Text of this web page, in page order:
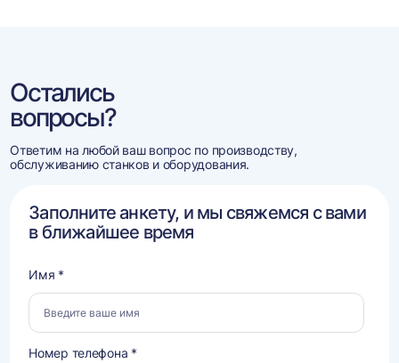
Остались
вопросы?
Ответим на любой ваш вопрос по производству,
обслуживанию станков и оборудования.
Заполните анкету, и мы свяжемся с вами
в ближайшее время
Имя *
Номер телефона *